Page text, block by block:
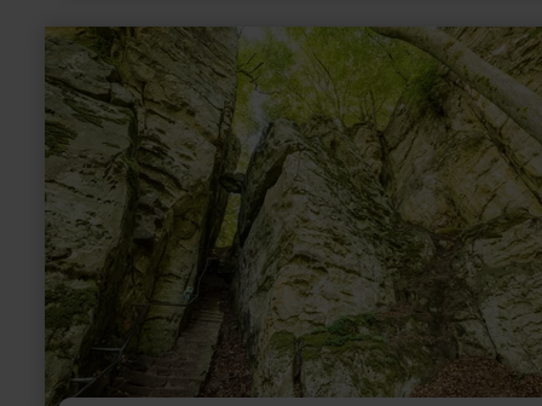
meer
informatie
over:
"Teufelsschlucht"
(Duivelskloof)